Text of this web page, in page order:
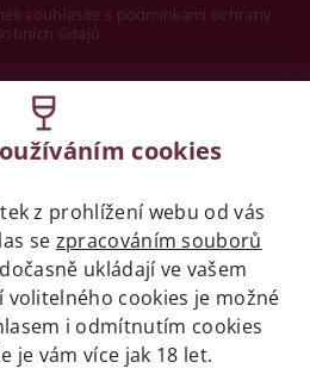
souhlasíte s podmínkami ochrany
údajů
nápojů osobám
cookies
z prohlížení webu od vás
se zpracováním souborů
ukládají ve vašem
cookies je možné
i odmítnutím cookies
je vám více jak 18 let.